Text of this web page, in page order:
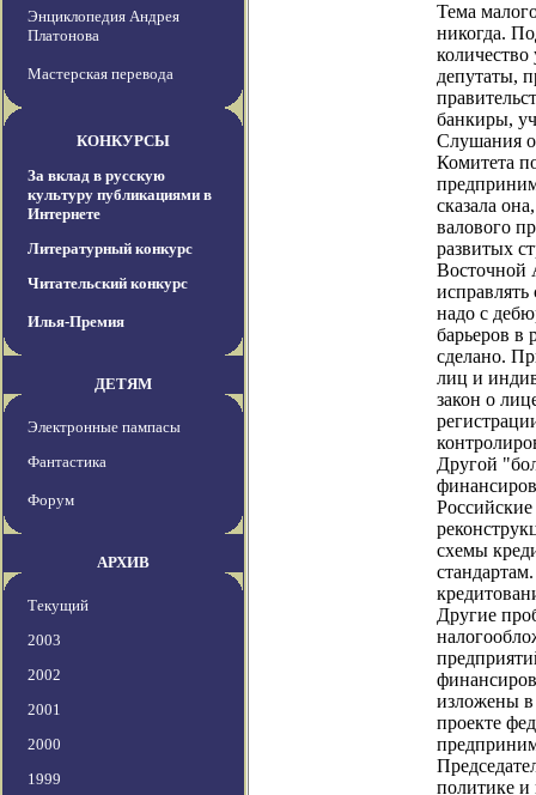
Энциклопедия Андрея
Платонова
Мастерская перевода
КОНКУРСЫ
За вклад в русскую
культуру публикациями в
Интернете
Литературный конкурс
Читательский конкурс
Илья-Премия
ДЕТЯМ
Электронные пампасы
Фантастика
Форум
АРХИВ
Текущий
2003
2002
2001
2000
1999
Тема
никогда.
количество
депутаты,
банкиры,
Слушания
Комитета
сказала
валового
развитых
Восточной
надо с
барьеров в
сделано.
лиц и
закон о
Другой
схемы
Другие
изложены в
проекте
политике и